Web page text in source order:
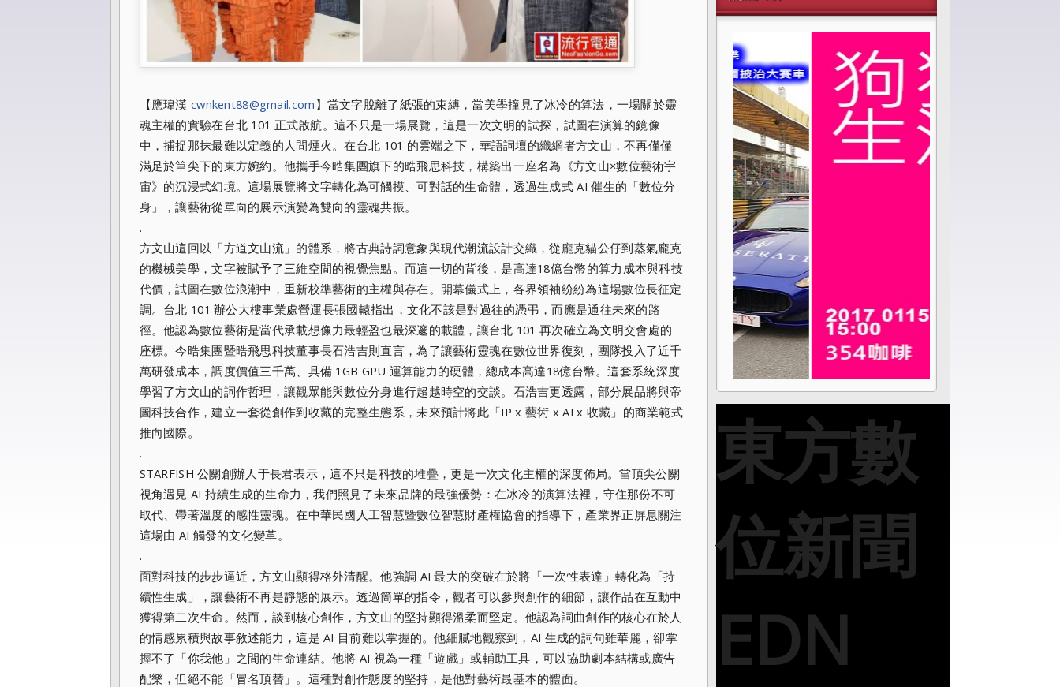
【應瑋漢 cwnkent88@gmail.com 】當文字脫離了紙張的束縛，當美學撞見了冰冷的算法，一場關於靈
魂主權的實驗在台北 101 正式啟航。這不只是一場展覽，這是一次文明的試探，試圖在演算的鏡像
中，捕捉那抹最難以定義的人間煙火。在台北 101 的雲端之下，華語詞壇的織網者方文山，不再僅僅
滿足於筆尖下的東方婉約。他攜手今晧集團旗下的晧飛思科技，構築出一座名為《方文山×數位藝術宇
宙》的沉浸式幻境。這場展覽將文字轉化為可觸摸、可對話的生命體，透過生成式 AI 催生的「數位分
身」，讓藝術從單向的展示演變為雙向的靈魂共振。
.
方文山這回以「方道文山流」的體系，將古典詩詞意象與現代潮流設計交織，從龐克貓公仔到蒸氣龐克
的機械美學，文字被賦予了三維空間的視覺焦點。而這一切的背後，是高達18億台幣的算力成本與科技
代價，試圖在數位浪潮中，重新校準藝術的主權與存在。開幕儀式上，各界領袖紛紛為這場數位長征定
調。台北 101 辦公大樓事業處營運長張國轅指出，文化不該是對過往的憑弔，而應是通往未來的路
徑。他認為數位藝術是當代承載想像力最輕盈也最深邃的載體，讓台北 101 再次確立為文明交會處的
座標。今晧集團暨晧飛思科技董事長石浩吉則直言，為了讓藝術靈魂在數位世界復刻，團隊投入了近千
萬研發成本，調度價值三千萬、具備 1GB GPU 運算能力的硬體，總成本高達18億台幣。這套系統深度
學習了方文山的詞作哲理，讓觀眾能與數位分身進行超越時空的交談。石浩吉更透露，部分展品將與帝
圖科技合作，建立一套從創作到收藏的完整生態系，未來預計將此「IP x 藝術 x AI x 收藏」的商業範式
推向國際。
.
STARFISH 公關創辦人于長君表示，這不只是科技的堆疊，更是一次文化主權的深度佈局。當頂尖公關
視角遇見 AI 持續生成的生命力，我們照見了未來品牌的最強優勢：在冰冷的演算法裡，守住那份不可
取代、帶著溫度的感性靈魂。在中華民國人工智慧暨數位智慧財產權協會的指導下，產業界正屏息關注
這場由 AI 觸發的文化變革。
.
面對科技的步步逼近，方文山顯得格外清醒。他強調 AI 最大的突破在於將「一次性表達」轉化為「持
續性生成」，讓藝術不再是靜態的展示。透過簡單的指令，觀者可以參與創作的細節，讓作品在互動中
獲得第二次生命。然而，談到核心創作，方文山的堅持顯得溫柔而堅定。他認為詞曲創作的核心在於人
的情感累積與故事敘述能力，這是 AI 目前難以掌握的。他細膩地觀察到，AI 生成的詞句雖華麗，卻掌
握不了「你我他」之間的生命連結。他將 AI 視為一種「遊戲」或輔助工具，可以協助劇本結構或廣告
配樂，但絕不能「冒名頂替」。這種對創作態度的堅持，是他對藝術最基本的體面。
東方數
位新聞
EDN